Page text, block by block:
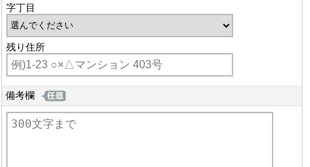
字丁目
残り住所
備考欄